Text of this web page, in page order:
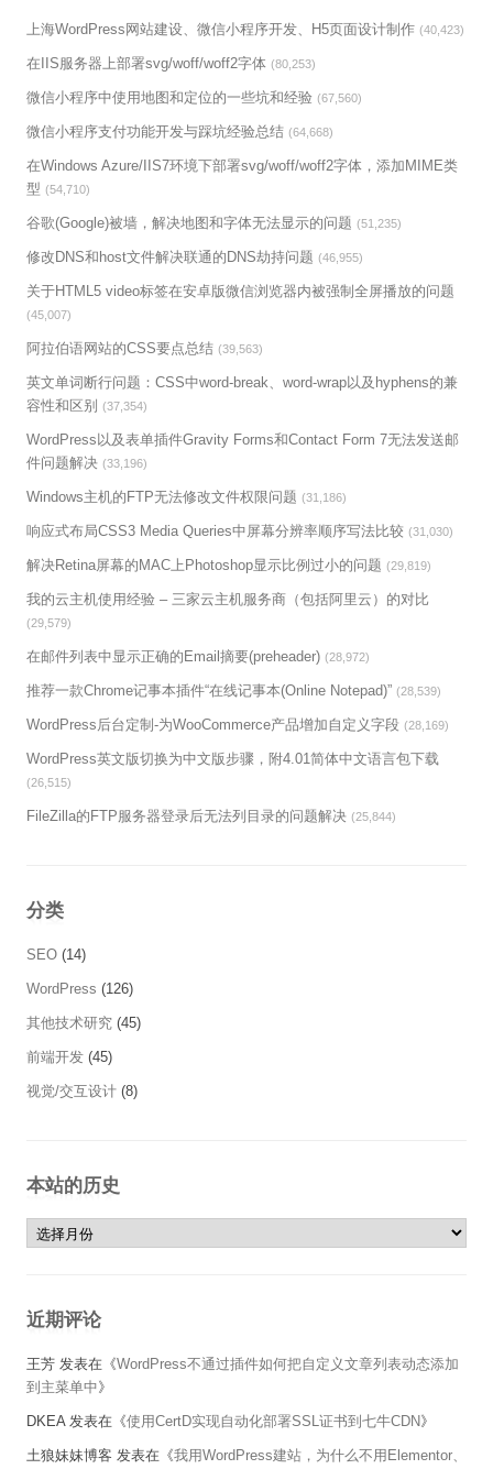
上海WordPress网站建设、微信小程序开发、H5页面设计制作 (40,423)
在IIS服务器上部署svg/woff/woff2字体 (80,253)
微信小程序中使用地图和定位的一些坑和经验 (67,560)
微信小程序支付功能开发与踩坑经验总结 (64,668)
在Windows Azure/IIS7环境下部署svg/woff/woff2字体，添加MIME类
型 (54,710)
谷歌(Google)被墙，解决地图和字体无法显示的问题 (51,235)
修改DNS和host文件解决联通的DNS劫持问题 (46,955)
关于HTML5 video标签在安卓版微信浏览器内被强制全屏播放的问题
(45,007)
阿拉伯语网站的CSS要点总结 (39,563)
英文单词断行问题：CSS中word-break、word-wrap以及hyphens的兼
容性和区别
(37,354)
WordPress以及表单插件Gravity Forms和Contact Form 7无法发送邮
件问题解决 (33,196)
Windows主机的FTP无法修改文件权限问题 (31,186)
响应式布局CSS3 Media Queries中屏幕分辨率顺序写法比较 (31,030)
解决Retina屏幕的MAC上Photoshop显示比例过小的问题 (29,819)
我的云主机使用经验 – 三家云主机服务商（包括阿里云）的对比
(29,579)
在邮件列表中显示正确的Email摘要(preheader) (28,972)
推荐一款Chrome记事本插件“在线记事本(Online Notepad)” (28,539)
WordPress后台定制-为WooCommerce产品增加自定义字段 (28,169)
WordPress英文版切换为中文版步骤，附4.01简体中文语言包下载
(26,515)
FileZilla的FTP服务器登录后无法列目录的问题解决 (25,844)
分类
SEO (14)
WordPress (126)
其他技术研究 (45)
前端开发 (45)
视觉/交互设计 (8)
本站的历史
本站的历史
近期评论
王芳 发表在《WordPress不通过插件如何把自定义文章列表动态添加
到主菜单中》
DKEA发表在《使用CertD实现自动化部署SSL证书到七牛CDN》
土狼妹妹博客 发表在《我用WordPress建站，为什么不用Elementor、